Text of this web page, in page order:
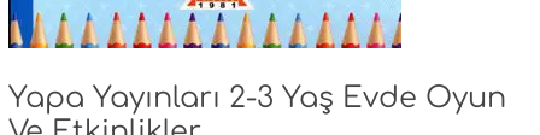
Yapa Yayınları 2-3 Yaş Evde Oyun